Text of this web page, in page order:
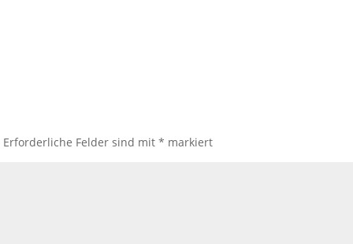
Erforderliche Felder sind mit* markiert